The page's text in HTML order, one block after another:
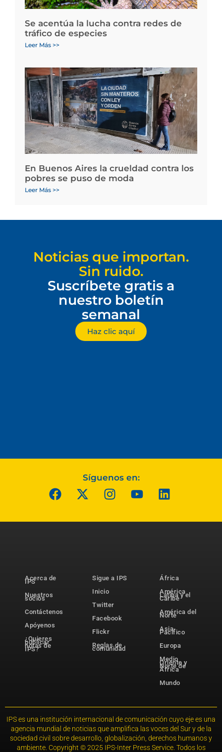
Se acentúa la lucha contra redes de
tráfico de especies
Leer Más >>
En Buenos Aires la crueldad contra los
pobres se puso de moda
Leer Más >>
Noticias que importan.
Sin ruido.
Suscríbete gratis a
nuestro boletín
semanal
Haz clic aquí
Síguenos en:
Acerca de
IPS
Nuestros
socios
Contáctenos
Apóyenos
¿Quieres
publicar
notas de
IPS?
Sigue a IPS
Inicio
Twitter
Facebook
Flickr
Reglas de
comunidad
África
América
Latina y el
Caribe
América del
Norte
Asia-
Pacífico
Europa
Medio
Oriente y
Norte de
África
Mundo
IPS es una institución internacional de comunicación cuyo eje es una
agencia mundial de noticias que amplifica las voces del Sur y de la
sociedad civil sobre desarrollo, globalización, derechos humanos y
ambiente. Copyright © 2025 IPS-Inter Press Service. Todos los